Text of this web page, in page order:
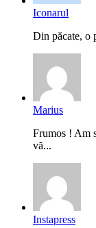
Iconarul
Din păcate, o
Marius
Frumos ! Am
vă...
Instapress